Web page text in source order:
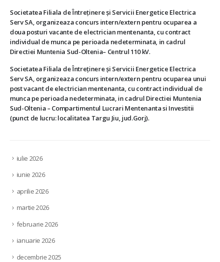
Societatea Filiala de Întreţinere şi Servicii Energetice Electrica
Serv SA, organizeaza concurs intern/extern pentru ocuparea a
doua posturi vacante de electrician mentenanta, cu contract
individual de munca pe perioada nedeterminata, in cadrul
Directiei Muntenia Sud-Oltenia– Centrul 110 kV.
Societatea Filiala de Întreţinere şi Servicii Energetice Electrica
Serv SA, organizeaza concurs intern/extern pentru ocuparea unui
post vacant de electrician mentenanta, cu contract individual de
munca pe perioada nedeterminata, in cadrul Directiei Muntenia
Sud-Oltenia – Compartimentul Lucrari Mentenanta si Investitii
(punct de lucru: localitatea Targu Jiu, jud.Gorj).
iulie 2026
iunie 2026
aprilie 2026
martie 2026
februarie 2026
ianuarie 2026
decembrie 2025